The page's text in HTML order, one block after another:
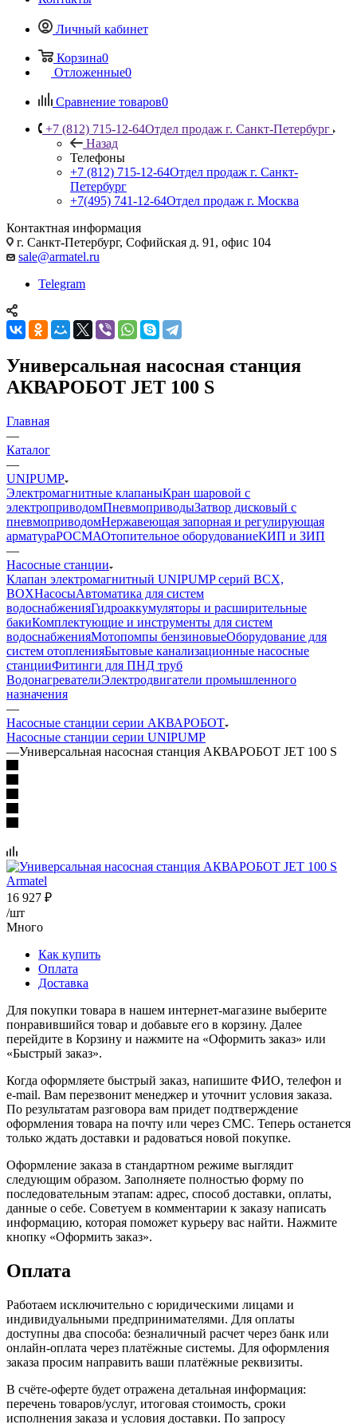
Личный кабинет
Корзина0
Отложенные0
Сравнение товаров0
+7 (812) 715-12-64Отдел продаж г. Санкт-Петербург
Назад
Телефоны
+7 (812) 715-12-64Отдел продаж г. Санкт-
Петербург
+7(495) 741-12-64Отдел продаж г. Москва
Контактная информация
г. Санкт-Петербург, Софийская д. 91, офис 104
sale@armatel.ru
Telegram
Универсальная насосная станция
АКВАРОБОТ JET 100 S
Главная
—
Каталог
—
UNIPUMP
Электромагнитные клапаныКран шаровой с
электроприводомПневмоприводыЗатвор дисковый с
пневмоприводомНержавеющая запорная и регулирующая
арматураРОСМАОтопительное оборудованиеКИП и ЗИП
—
Насосные станции
Клапан электромагнитный UNIPUMP серий BCX,
BOXНасосыАвтоматика для систем
водоснабженияГидроаккумуляторы и расширительные
бакиКомплектующие и инструменты для систем
водоснабженияМотопомпы бензиновыеОборудование для
систем отопленияБытовые канализационные насосные
станцииФитинги для ПНД труб
ВодонагревателиЭлектродвигатели промышленного
назначения
—
Насосные станции серии АКВАРОБОТ
Насосные станции серии UNIPUMP
—Универсальная насосная станция АКВАРОБОТ JET 100 S
16 927 ₽
/шт
Много
Как купить
Оплата
Доставка
Для покупки товара в нашем интернет-магазине выберите
понравившийся товар и добавьте его в корзину. Далее
перейдите в Корзину и нажмите на «Оформить заказ» или
«Быстрый заказ».
Когда оформляете быстрый заказ, напишите ФИО, телефон и
e-mail. Вам перезвонит менеджер и уточнит условия заказа.
По результатам разговора вам придет подтверждение
оформления товара на почту или через СМС. Теперь останется
только ждать доставки и радоваться новой покупке.
Оформление заказа в стандартном режиме выглядит
следующим образом. Заполняете полностью форму по
последовательным этапам: адрес, способ доставки, оплаты,
данные о себе. Советуем в комментарии к заказу написать
информацию, которая поможет курьеру вас найти. Нажмите
кнопку «Оформить заказ».
Оплата
Работаем исключительно с юридическими лицами и
индивидуальными предпринимателями. Для оплаты
доступны два способа: безналичный расчет через банк или
онлайн-оплата через платёжные системы. Для оформления
заказа просим направить ваши платёжные реквизиты.
В счёте-оферте будет отражена детальная информация:
перечень товаров/услуг, итоговая стоимость, сроки
исполнения заказа и условия доставки. По запросу